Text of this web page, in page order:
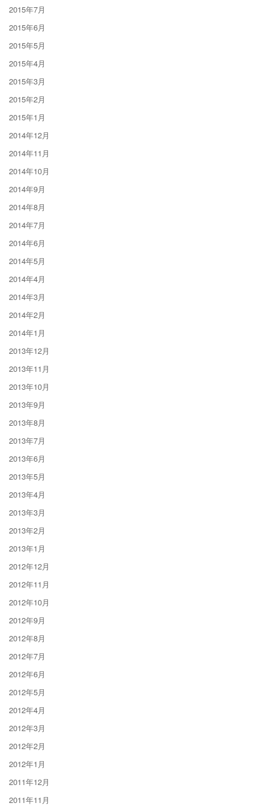
2015年7月
2015年6月
2015年5月
2015年4月
2015年3月
2015年2月
2015年1月
2014年12月
2014年11月
2014年10月
2014年9月
2014年8月
2014年7月
2014年6月
2014年5月
2014年4月
2014年3月
2014年2月
2014年1月
2013年12月
2013年11月
2013年10月
2013年9月
2013年8月
2013年7月
2013年6月
2013年5月
2013年4月
2013年3月
2013年2月
2013年1月
2012年12月
2012年11月
2012年10月
2012年9月
2012年8月
2012年7月
2012年6月
2012年5月
2012年4月
2012年3月
2012年2月
2012年1月
2011年12月
2011年11月